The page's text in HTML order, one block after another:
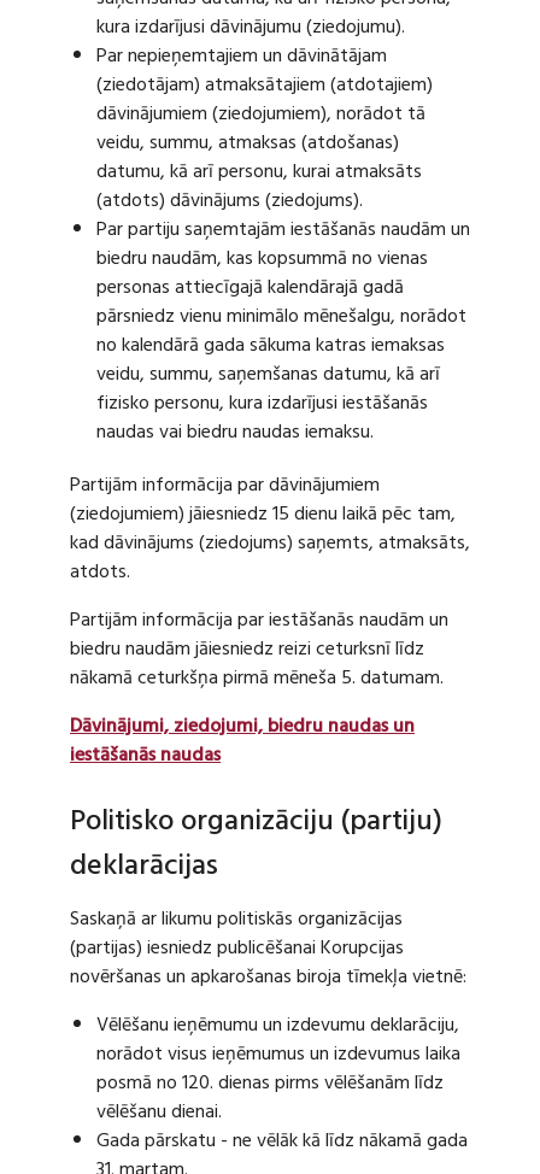
kura izdarījusi dāvinājumu (ziedojumu).
Par nepieņemtajiem un dāvinātājam
(ziedotājam) atmaksātajiem (atdotajiem)
dāvinājumiem (ziedojumiem), norādot tā
veidu, summu, atmaksas (atdošanas)
datumu, kā arī personu, kurai atmaksāts
(atdots) dāvinājums (ziedojums).
Par partiju saņemtajām iestāšanās naudām un
biedru naudām, kas kopsummā no vienas
personas attiecīgajā kalendārajā gadā
pārsniedz vienu minimālo mēnešalgu, norādot
no kalendārā gada sākuma katras iemaksas
veidu, summu, saņemšanas datumu, kā arī
fizisko personu, kura izdarījusi iestāšanās
naudas vai biedru naudas iemaksu.
Partijām informācija par dāvinājumiem
(ziedojumiem) jāiesniedz 15 dienu laikā pēc tam,
kad dāvinājums (ziedojums) saņemts, atmaksāts,
atdots.
Partijām informācija par iestāšanās naudām un
biedru naudām jāiesniedz reizi ceturksnī līdz
nākamā ceturkšņa pirmā mēneša 5. datumam.
Dāvinājumi, ziedojumi, biedru naudas un
iestāšanās naudas
Politisko organizāciju (partiju)
deklarācijas
Saskaņā ar likumu politiskās organizācijas
(partijas) iesniedz publicēšanai Korupcijas
novēršanas un apkarošanas biroja tīmekļa vietnē:
Vēlēšanu ieņēmumu un izdevumu deklarāciju,
norādot visus ieņēmumus un izdevumus laika
posmā no 120. dienas pirms vēlēšanām līdz
vēlēšanu dienai.
Gada pārskatu - ne vēlāk kā līdz nākamā gada